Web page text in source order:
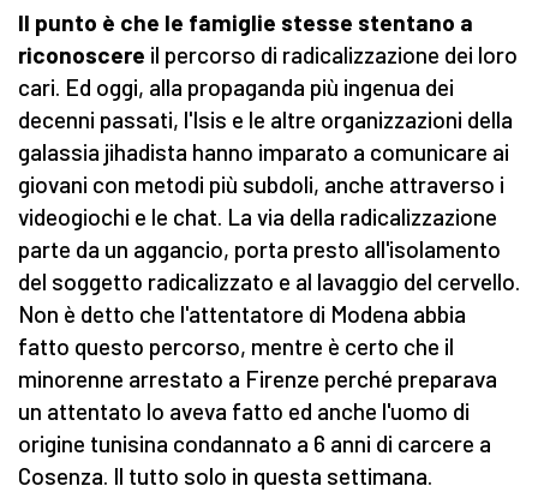
Il punto è che le famiglie stesse stentano a
riconoscere il percorso di radicalizzazione dei loro
cari. Ed oggi, alla propaganda più ingenua dei
decenni passati, l'Isis e le altre organizzazioni della
galassia jihadista hanno imparato a comunicare ai
giovani con metodi più subdoli, anche attraverso i
videogiochi e le chat. La via della radicalizzazione
parte da un aggancio, porta presto all'isolamento
del soggetto radicalizzato e al lavaggio del cervello.
Non è detto che l'attentatore di Modena abbia
fatto questo percorso, mentre è certo che il
minorenne arrestato a Firenze perché preparava
un attentato lo aveva fatto ed anche l'uomo di
origine tunisina condannato a 6 anni di carcere a
Cosenza. Il tutto solo in questa settimana.